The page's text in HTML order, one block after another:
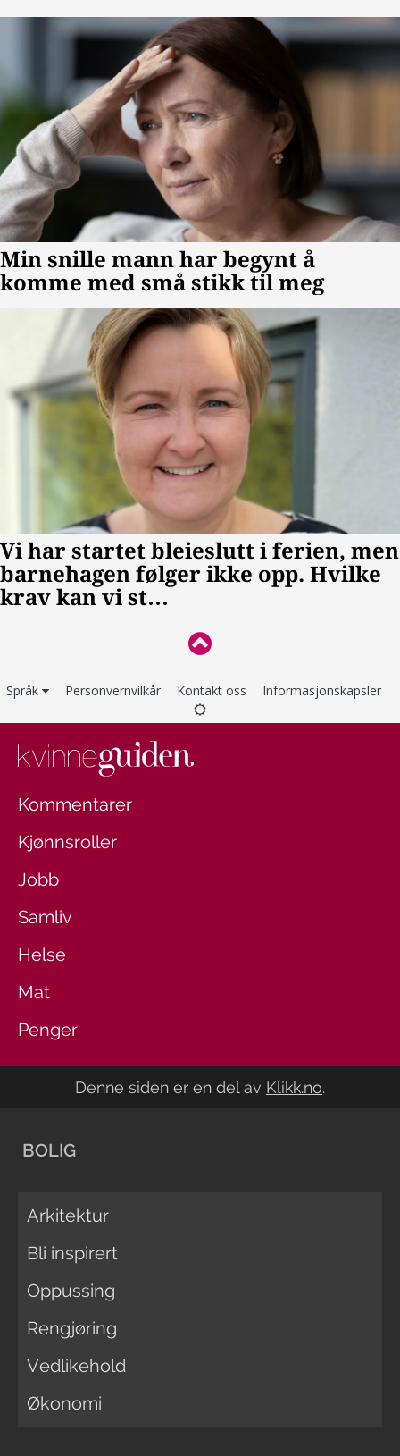
Språk Personvernvilkår Kontakt oss Informasjonskapsler
Kommentarer
Kjønnsroller
Jobb
Samliv
Helse
Mat
Penger
Denne siden er en del av Klikk.no.
BOLIG
Arkitektur
Bli inspirert
Oppussing
Rengjøring
Vedlikehold
Økonomi